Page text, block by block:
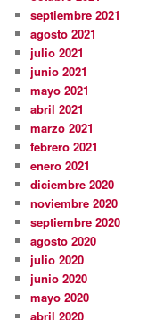
septiembre 2021
agosto 2021
julio 2021
junio 2021
mayo 2021
abril 2021
marzo 2021
febrero 2021
enero 2021
diciembre 2020
noviembre 2020
septiembre 2020
agosto 2020
julio 2020
junio 2020
mayo 2020
abril 2020